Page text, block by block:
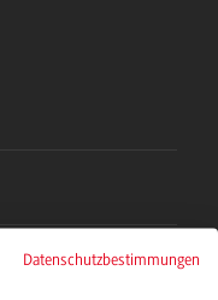
Datenschutzbestimmungen